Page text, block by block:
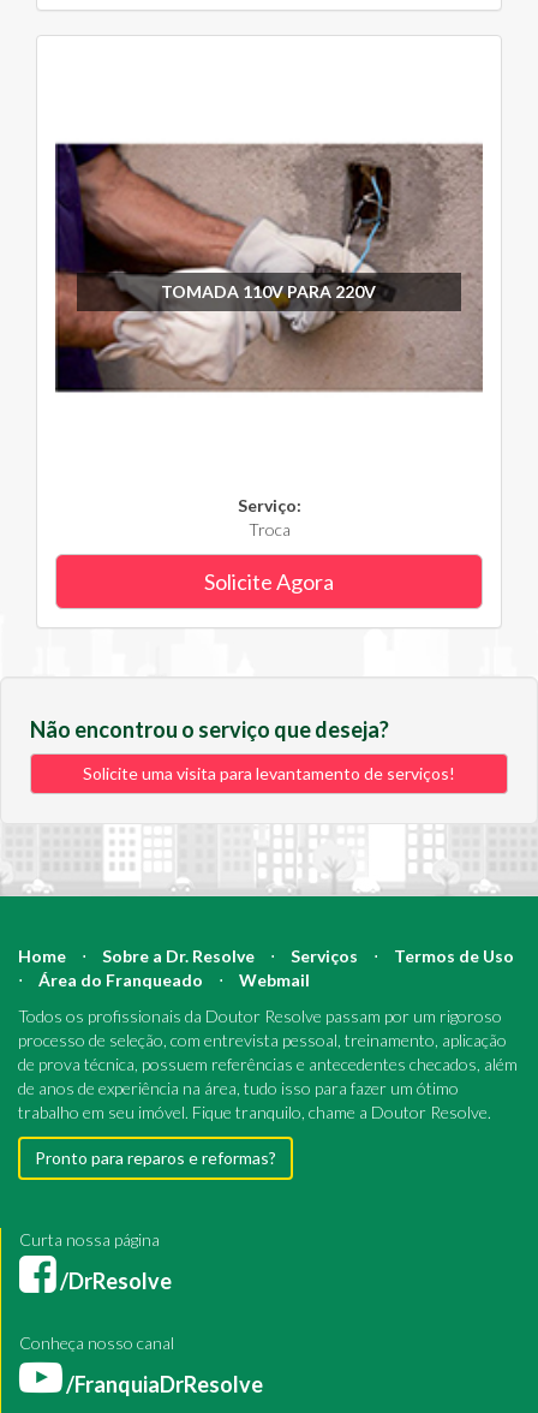
TOMADA 110V PARA 220V
Serviço:
Troca
Solicite Agora
Não encontrou o serviço que deseja?
Solicite uma visita para levantamento de serviços!
Home ⋅ Sobre a Dr. Resolve ⋅ Serviços ⋅
Termos de Uso
⋅
Área do Franqueado ⋅
Webmail
Todos os profissionais da Doutor Resolve passam por um rigoroso
processo de seleção, com entrevista pessoal, treinamento, aplicação
de prova técnica, possuem referências e antecedentes checados, além
de anos de experiência na área, tudo isso para fazer um ótimo
trabalho em seu imóvel. Fique tranquilo, chame a Doutor Resolve.
Pronto para reparos e reformas?
Curta nossa página
/DrResolve
Conheça nosso canal
/FranquiaDrResolve